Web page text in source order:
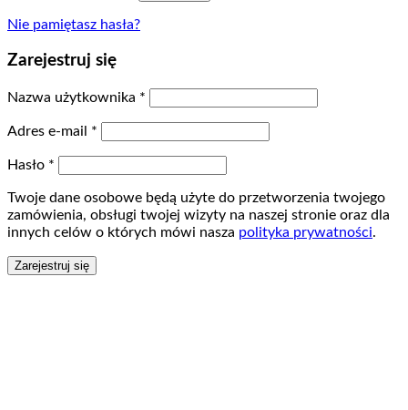
Nie pamiętasz hasła?
Zarejestruj się
Nazwa użytkownika *
Adres e-mail *
Hasło *
Twoje dane osobowe będą użyte do przetworzenia twojego
zamówienia, obsługi twojej wizyty na naszej stronie oraz dla
innych celów o których mówi nasza polityka prywatności.
Zarejestruj się